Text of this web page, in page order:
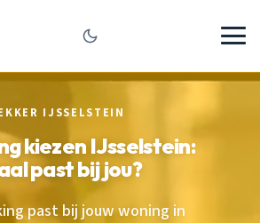
IJSSELSTEIN
kiezen IJsselstein:
past bij jou?
past bij jouw woning in